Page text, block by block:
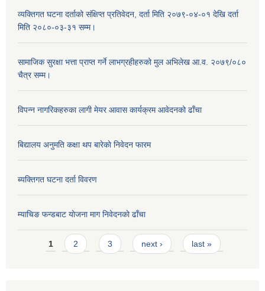
व्यक्तिगत घटना दर्ताको संक्षिप्त प्रतिवेदन, दर्ता मिति २०७९-०४-०१ देखि दर्ता
मिति २०८०-०३-३१ सम्म।
सामाजिक सुरक्षा भत्ता प्राप्त गर्ने लाभग्रहीहरुको मुल अभिलेख आ.व. २०७९/०८०
चैत्र सम्म।
विपन्न नागरिकहरुका लागी मेयर आवास कार्यक्रम आवेदनको ढाँचा
बिद्यालय अनुमति कक्षा थप बारेकाे निवेदन फारम
ब्यक्तिगत घटना दर्ता विवरण
म्याचिङ फन्डबाट याेजना माग निवेदनकाे ढाँचा
Pages
1 2 3 next › last »